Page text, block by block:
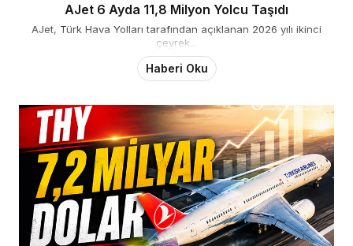
AJet 6 Ayda 11,8 Milyon Yolcu Taşıdı
AJet, Türk Hava Yolları tarafından açıklanan 2026 yılı ikinci
çeyrek...
Haberi Oku